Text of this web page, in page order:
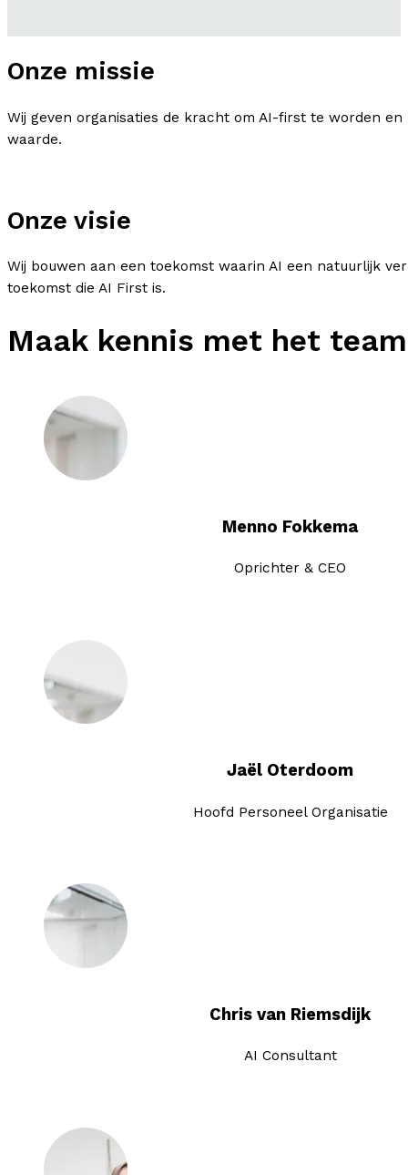
Onze missie
Wij geven organisaties de kracht om AI-first te worden
waarde.
Onze visie
Wij bouwen aan een toekomst waarin AI een natuurlijk
toekomst die AI First is.
Maak kennis met het team
Menno Fokkema
Oprichter & CEO
Jaël Oterdoom
Hoofd Personeel Organisatie
Chris van Riemsdijk
AI Consultant